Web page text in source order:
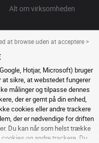
Alt om virksomheden
at browse uden at acceptere >
Hotjar, Microsoft) bruger
sikre, at webstedet fungerer
målinger og tilpasse dennes
der er gemt på din enhed,
cookies eller andre trackere
der er nødvendige for driften
Du kan når som helst trække
og andre trackere . Du